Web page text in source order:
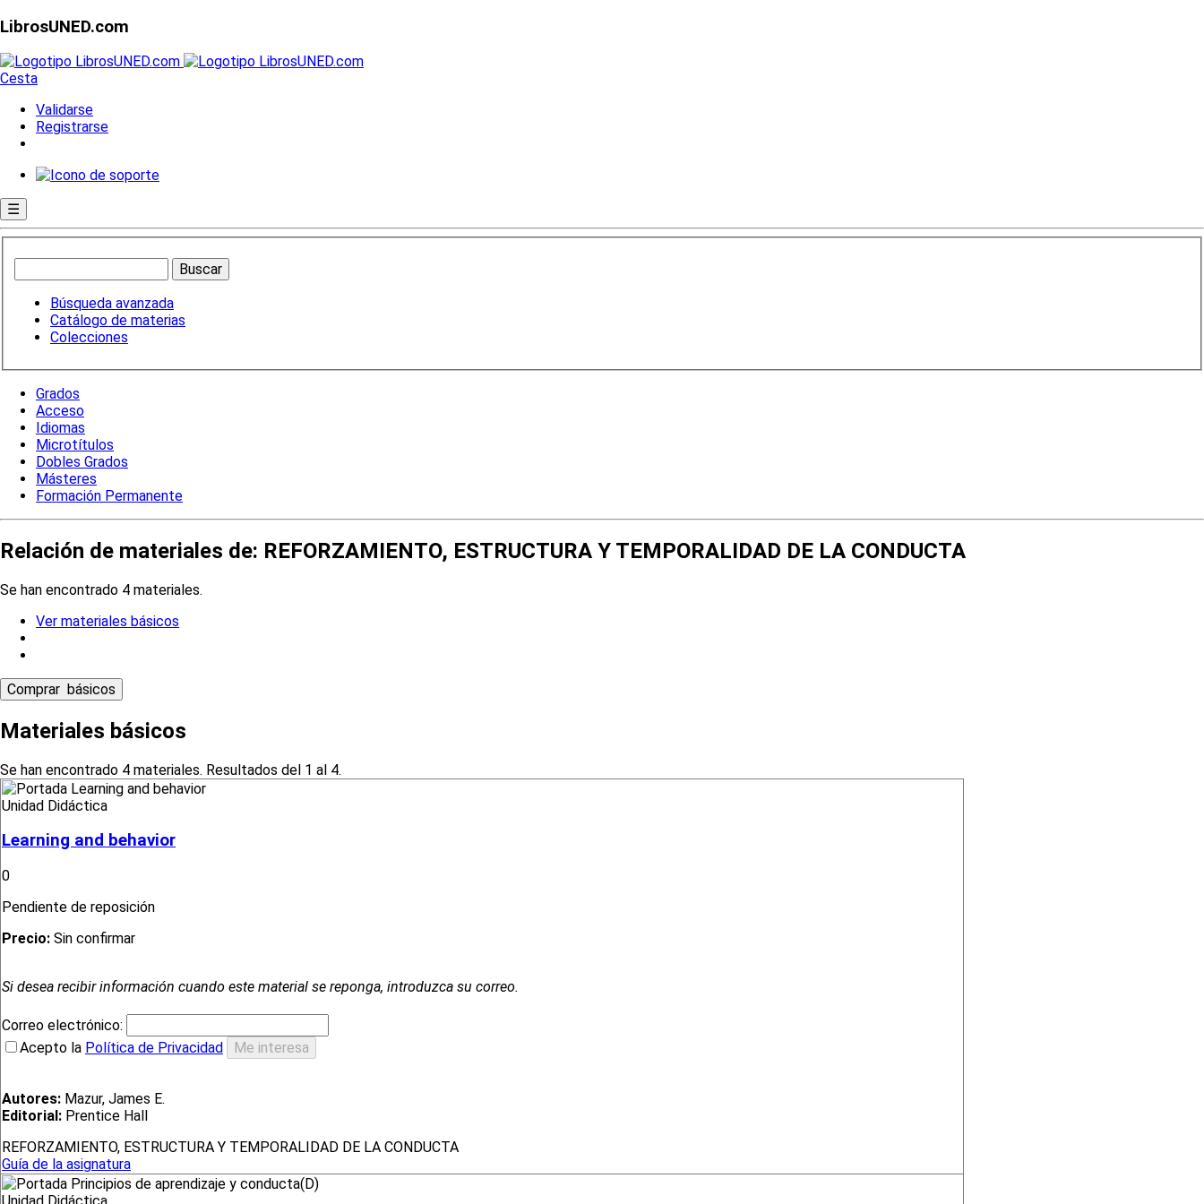
LibrosUNED.com
Cesta
Validarse
Registrarse
☰
Búsqueda avanzada
Catálogo de materias
Colecciones
Grados
Acceso
Idiomas
Microtítulos
Dobles Grados
Másteres
Formación Permanente
Relación de materiales de: REFORZAMIENTO, ESTRUCTURA Y TEMPORALIDAD DE LA CONDUCTA
Se han encontrado 4 materiales.
Ver materiales básicos
Materiales básicos
Se han encontrado 4 materiales. Resultados del 1 al 4.
Unidad Didáctica
Learning and behavior
0
Pendiente de reposición
Precio: Sin confirmar
Si desea recibir información cuando este material se reponga, introduzca su correo.
Correo electrónico:
Acepto la Política de Privacidad
Autores: Mazur, James E.
Editorial: Prentice Hall
REFORZAMIENTO, ESTRUCTURA Y TEMPORALIDAD DE LA CONDUCTA
Guía de la asignatura
Unidad Didáctica